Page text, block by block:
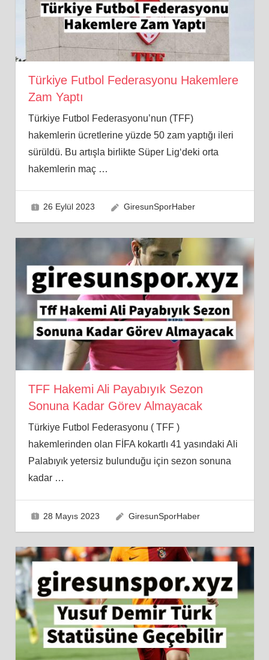
Türkiye Futbol Federasyonu Hakemlere
Zam Yaptı
Türkiye Futbol Federasyonu’nun (TFF)
hakemlerin ücretlerine yüzde 50 zam yaptığı ileri
sürüldü. Bu artışla birlikte Süper Lig‘deki orta
hakemlerin maç …
26 Eylül 2023 GiresunSporHaber
TFF Hakemi Ali Payabıyık Sezon
Sonuna Kadar Görev Almayacak
Türkiye Futbol Federasyonu ( TFF )
hakemlerinden olan FİFA kokartlı 41 yasındaki Ali
Palabıyık yetersiz bulunduğu için sezon sonuna
kadar …
28 Mayıs 2023 GiresunSporHaber